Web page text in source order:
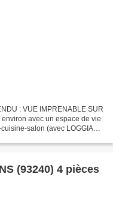
: VUE IMPRENABLE SUR
environ avec un espace de vie
salon (avec LOGGIA
(93240) 4 pièces